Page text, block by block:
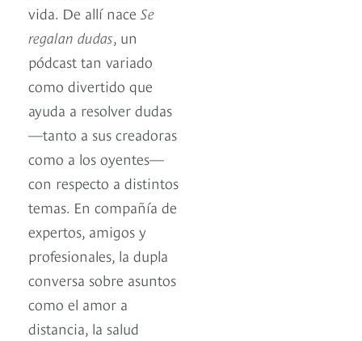
vida. De allí nace Se
regalan dudas, un
pódcast tan variado
como divertido que
ayuda a resolver dudas
—tanto a sus creadoras
como a los oyentes—
con respecto a distintos
temas. En compañía de
expertos, amigos y
profesionales, la dupla
conversa sobre asuntos
como el amor a
distancia, la salud